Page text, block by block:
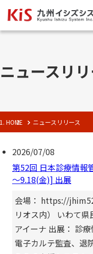
ニュースリ
HOME ニュースリリース
2026/07/08
第52回 日本診療情報
～9.18(金)] 出展
会場： https://
リオス内） いわて
アイーナ 出展： 診
電子カルテ監査、退